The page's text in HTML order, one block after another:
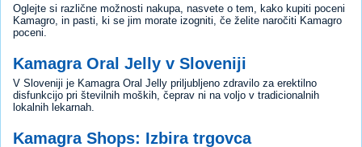
Oglejte si različne možnosti nakupa, nasvete o tem, kako kupiti poceni
Kamagro, in pasti, ki se jim morate izogniti, če želite naročiti Kamagro
poceni.
Kamagra Oral Jelly v Sloveniji
V Sloveniji je Kamagra Oral Jelly priljubljeno zdravilo za erektilno
disfunkcijo pri številnih moških, čeprav ni na voljo v tradicionalnih
lokalnih lekarnah.
Kamagra Shops: Izbira trgovca